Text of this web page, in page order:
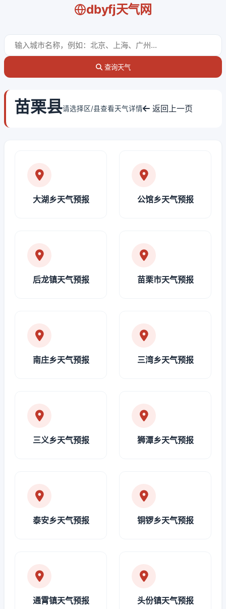
dbyfj天气网
查询天气
苗栗县请选择区/县查看天气详情 返回上一页
大湖乡天气预报 公馆乡天气预报
后龙镇天气预报 苗栗市天气预报
南庄乡天气预报 三湾乡天气预报
三义乡天气预报 狮潭乡天气预报
泰安乡天气预报 铜锣乡天气预报
通霄镇天气预报 头份镇天气预报